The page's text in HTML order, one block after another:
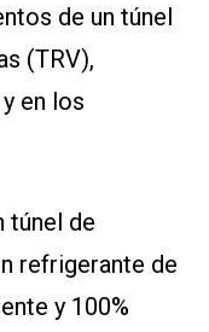
de un túnel
(TRV),
en los
túnel de
refrigerante de
y 100%